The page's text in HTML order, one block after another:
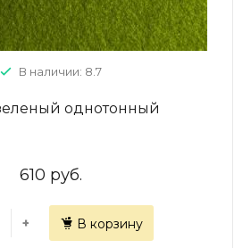
В наличии: 8.7
однотонный
610 руб.
+ В корзину